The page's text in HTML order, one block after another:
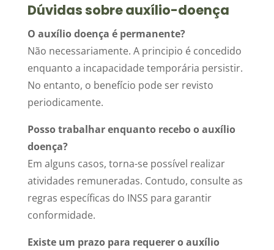
Dúvidas sobre auxílio-doença
O auxílio doença é permanente?
Não necessariamente. A principio é concedido
enquanto a incapacidade temporária persistir.
No entanto, o benefício pode ser revisto
periodicamente.
Posso trabalhar enquanto recebo o auxílio
doença?
Em alguns casos, torna-se possível realizar
atividades remuneradas. Contudo, consulte as
regras específicas do INSS para garantir
conformidade.
Existe um prazo para requerer o auxílio